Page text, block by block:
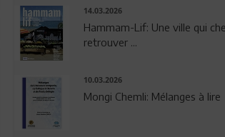
14.03.2026
Hammam-Lif: Une ville qui
retrouver ...
10.03.2026
Mongi Chemli: Mélanges à lire